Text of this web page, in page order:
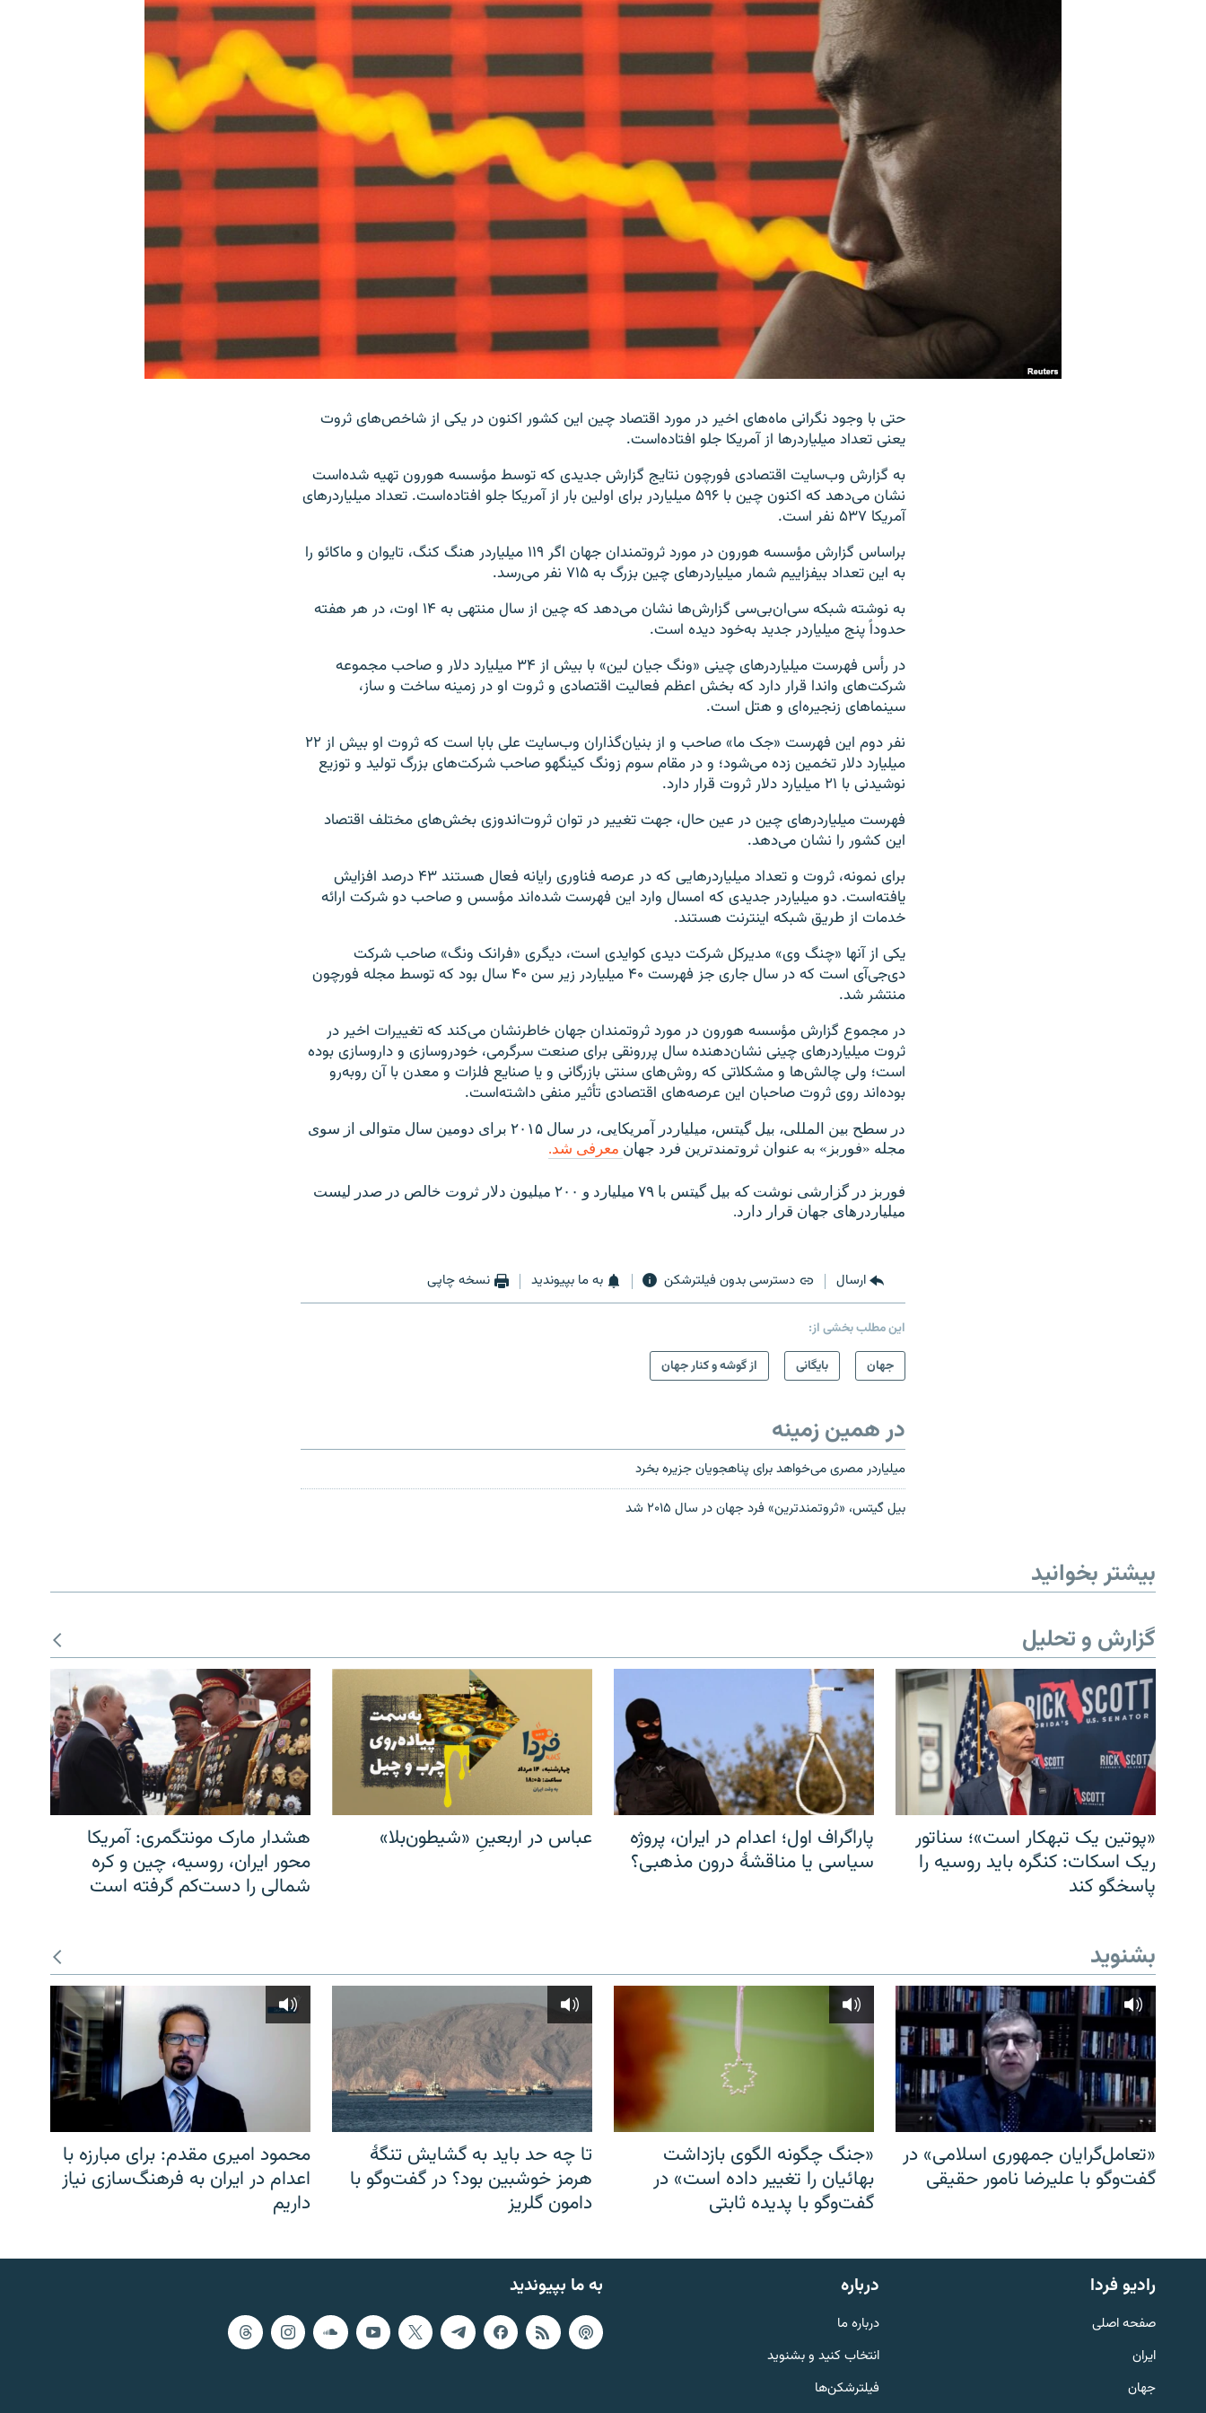
English
به ما بپیوندید
حتی با وجود نگرانی ماه‌های اخیر در مورد اقتصاد چین این کشور اکنون در یکی از شاخص‌های ثروت
یعنی تعداد میلیاردرها از آمریکا جلو افتاده‌است.
به گزارش وب‌سایت اقتصادی فورچون نتایج گزارش جدیدی که توسط مؤسسه هورون تهیه شده‌است
نشان می‌دهد که اکنون چین با ۵۹۶ میلیاردر برای اولین بار از آمریکا جلو افتاده‌است. تعداد میلیاردرهای
آمریکا ۵۳۷ نفر است.
براساس گزارش مؤسسه هورون در مورد ثروتمندان جهان اگر ۱۱۹ میلیاردر هنگ کنگ، تایوان و ماکائو را
به این تعداد بیفزاییم شمار میلیاردرهای چین بزرگ به ۷۱۵ نفر می‌رسد.
به نوشته شبکه سی‌ان‌بی‌سی گزارش‌ها نشان می‌دهد که چین از سال منتهی به ۱۴ اوت، در هر هفته
حدوداً پنج میلیاردر جدید به‌خود دیده است.
در رأس فهرست میلیاردرهای چینی «ونگ جیان لین» با بیش از ۳۴ میلیارد دلار و صاحب مجموعه
شرکت‌های واندا قرار دارد که بخش اعظم فعالیت اقتصادی و ثروت او در زمینه ساخت و ساز،
سینماهای زنجیره‌ای و هتل است.
نفر دوم این فهرست «جک ما» صاحب و از بنیان‌گذاران وب‌سایت علی بابا است که ثروت او بیش از ۲۲
میلیارد دلار تخمین زده می‌شود؛ و در مقام سوم زونگ کینگهو صاحب شرکت‌های بزرگ تولید و توزیع
نوشیدنی با ۲۱ میلیارد دلار ثروت قرار دارد.
فهرست میلیاردرهای چین در عین حال، جهت تغییر در توان ثروت‌اندوزی بخش‌های مختلف اقتصاد
این کشور را نشان می‌دهد.
برای نمونه، ثروت و تعداد میلیاردرهایی که در عرصه فناوری رایانه فعال هستند ۴۳ درصد افزایش
یافته‌است. دو میلیاردر جدیدی که امسال وارد این فهرست شده‌اند مؤسس و صاحب دو شرکت ارائه
خدمات از طریق شبکه اینترنت هستند.
یکی از آنها «چنگ وی» مدیرکل شرکت دیدی کوایدی است، دیگری «فرانک ونگ» صاحب شرکت
دی‌جی‌آی است که در سال جاری جز فهرست ۴۰ میلیاردر زیر سن ۴۰ سال بود که توسط مجله فورچون
منتشر شد.
در مجموع گزارش مؤسسه هورون در مورد ثروتمندان جهان خاطرنشان می‌کند که تغییرات اخیر در
ثروت میلیاردرهای چینی نشان‌دهنده سال پررونقی برای صنعت سرگرمی، خودروسازی و داروسازی بوده
است؛ ولی چالش‌ها و مشکلاتی که روش‌های سنتی بازرگانی و یا صنایع فلزات و معدن با آن روبه‌رو
بوده‌اند روی ثروت صاحبان این عرصه‌های اقتصادی تأثیر منفی داشته‌است.
در سطح بین المللی، بیل گیتس، میلیاردر آمریکایی، در سال ۲۰۱۵ برای دومین سال متوالی از سوی
مجله «فوربز» به عنوان ثروتمند‌ترین فرد جهان معرفی شد.
فوربز در گزارشی نوشت که بیل گیتس با ۷۹ میلیارد و ۲۰۰ میلیون دلار ثروت خالص در صدر لیست
میلیاردرهای جهان قرار دارد.
ارسال دسترسی بدون فیلترشکن به ما بپیوندید نسخه چاپی
این مطلب بخشی از:
جهان
بایگانی از گوشه و کنار جهان
در همین زمینه
میلیاردر مصری می‌خواهد برای پناهجویان جزیره بخرد
بیل گیتس، «ثروتمند‌ترین» فرد جهان در سال ۲۰۱۵ شد
بیشتر بخوانید
گزارش و تحلیل
«پوتین یک تبهکار است»؛ سناتور
ریک اسکات: کنگره باید روسیه را
پاسخگو کند
پاراگراف اول؛ اعدام در ایران، پروژه
سیاسی یا مناقشهٔ درون مذهبی؟
عباس در اربعینِ «شیطون‌بلا»
هشدار مارک مونتگمری: آمریکا
محور ایران، روسیه، چین و کره
شمالی را دست‌کم گرفته است
بشنوید
«تعامل‌گرایان جمهوری اسلامی» در
گفت‌وگو با علیرضا نامور حقیقی
«جنگ چگونه الگوی بازداشت
بهائیان را تغییر داده است» در
گفت‌وگو با پدیده ثابتی
تا چه حد باید به گشایش تنگهٔ
هرمز خوشبین بود؟ در گفت‌وگو با
دامون گلریز
محمود امیری مقدم: برای مبارزه با
اعدام در ایران به فرهنگ‌سازی نیاز
داریم
به ما بپیوندید رادیو فردا
صفحه اصلی
ایران
جهان
درباره
درباره ما
انتخاب کنید و بشنوید
فیلترشکن‌ها